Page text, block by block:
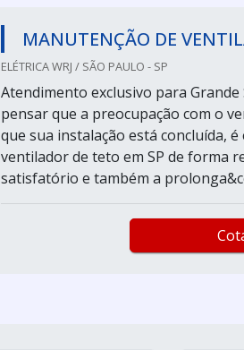
MANUTENÇÃO DE
ELÉTRICA WRJ / SÃO PAULO - SP
Atendimento exclusivo para
pensar que a preocupação com o
que sua instalação está concluída,
ventilador de teto em SP de forma
satisfatório e também a